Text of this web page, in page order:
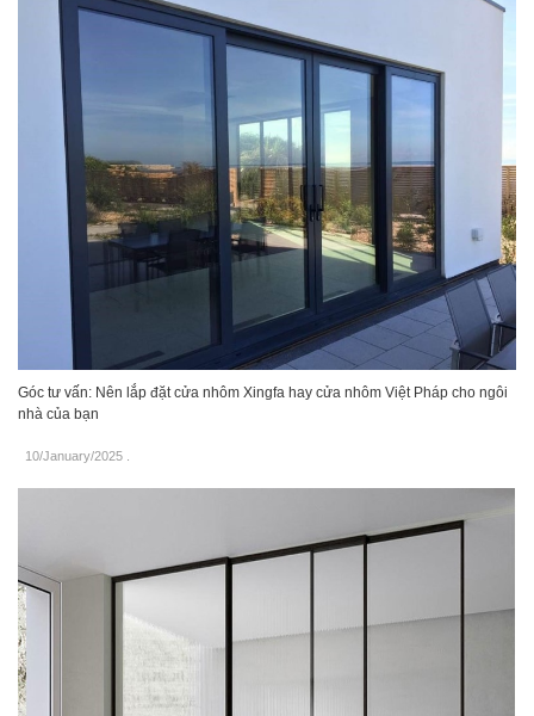
Góc tư vấn: Nên lắp đặt cửa nhôm Xingfa hay cửa nhôm Việt Pháp cho ngôi
nhà của bạn
10/January/2025